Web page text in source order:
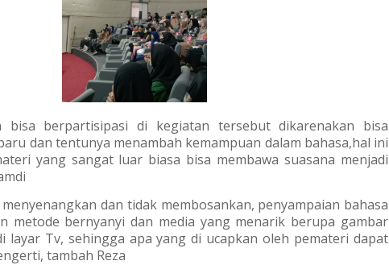
bisa berpartisipasi di kegiatan tersebut dikarenakan bisa
dan tentunya menambah kemampuan dalam bahasa,hal ini
yang sangat luar biasa bisa membawa suasana menjadi
dan tidak membosankan, penyampaian bahasa
metode bernyanyi dan media yang menarik berupa gambar
layar Tv, sehingga apa yang di ucapkan oleh pemateri dapat
tambah Reza